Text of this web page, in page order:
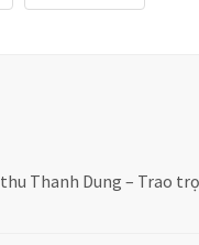
Thanh Dung – Trao